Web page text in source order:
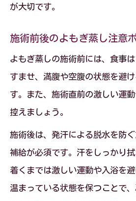
が大切です。
施術前後のよもぎ蒸し注意
よもぎ蒸しの施術前には、食事
すませ、満腹や空腹の状態を避
す。また、施術直前の激しい運
控えましょう。
施術後は、発汗による脱水を防
補給が必須です。汗をしっかり
着くまでは激しい運動や入浴を
温まっている状態を保つことで